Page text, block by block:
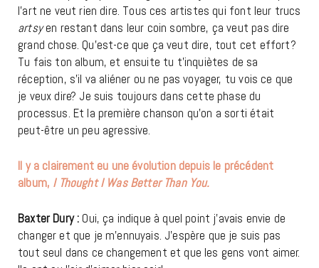
l’art ne veut rien dire. Tous ces artistes qui font leur trucs
artsyen restant dans leur coin sombre, ça veut pas dire
grand chose. Qu’est-ce que ça veut dire, tout cet effort?
Tu fais ton album, et ensuite tu t’inquiètes de sa
réception, s’il va aliéner ou ne pas voyager, tu vois ce que
je veux dire? Je suis toujours dans cette phase du
processus. Et la première chanson qu’on a sorti était
peut-être un peu agressive.
Il y a clairement eu une évolution depuis le précédent
album, I Thought I Was Better Than You.
Baxter Dury : Oui, ça indique à quel point j’avais envie de
changer et que je m’ennuyais. J’espère que je suis pas
tout seul dans ce changement et que les gens vont aimer.